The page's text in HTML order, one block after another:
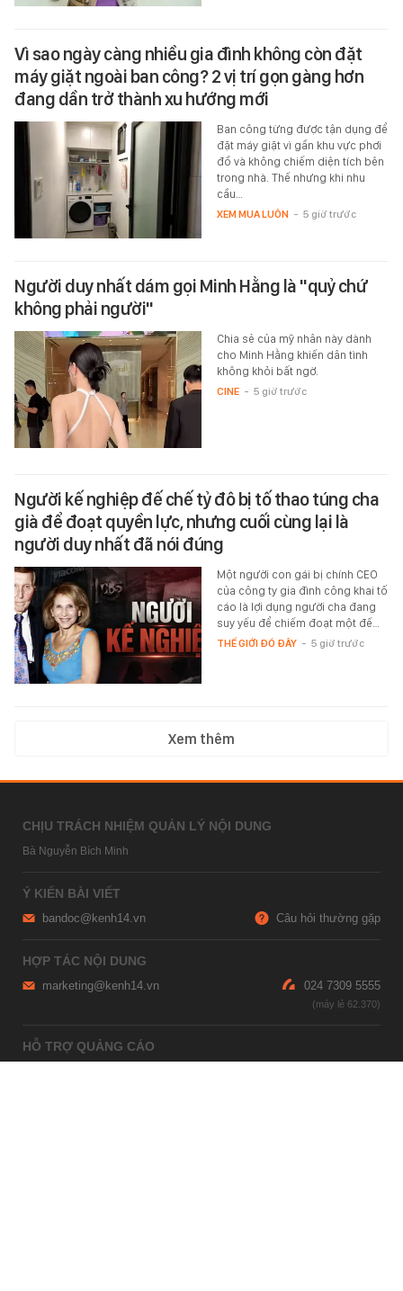
Vì sao ngày càng nhiều gia đình không còn đặt
máy giặt ngoài ban công? 2 vị trí gọn gàng hơn
đang dần trở thành xu hướng mới
Ban công từng được tận dụng để
đặt máy giặt vì gần khu vực phơi
đồ và không chiếm diện tích bên
trong nhà. Thế nhưng khi nhu
cầu…
XEM MUA LUÔN - 5 giờ trước
Người duy nhất dám gọi Minh Hằng là "quỷ chứ
không phải người"
Chia sẻ của mỹ nhân này dành
cho Minh Hằng khiến dân tình
không khỏi bất ngờ.
CINE - 5 giờ trước
Người kế nghiệp đế chế tỷ đô bị tố thao túng cha
già để đoạt quyền lực, nhưng cuối cùng lại là
người duy nhất đã nói đúng
Một người con gái bị chính CEO
của công ty gia đình công khai tố
cáo là lợi dụng người cha đang
suy yếu để chiếm đoạt một đế…
THẾ GIỚI ĐÓ ĐÂY - 5 giờ trước
Xem thêm
CHỊU TRÁCH NHIỆM QUẢN LÝ NỘI DUNG
Bà Nguyễn Bích Minh
Ý KIẾN BÀI VIẾT
bandoc@kenh14.vn Câu hỏi thường gặp
HỢP TÁC NỘI DUNG
marketing@kenh14.vn 024 7309 5555
HỖ TRỢ QUẢNG CÁO